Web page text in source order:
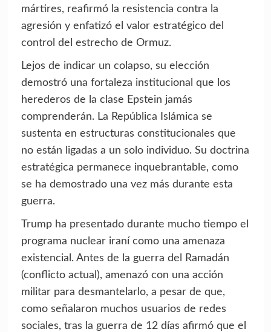
mártires, reafirmó la resistencia contra la
agresión y enfatizó el valor estratégico del
control del estrecho de Ormuz.
Lejos de indicar un colapso, su elección
demostró una fortaleza institucional que los
herederos de la clase Epstein jamás
comprenderán. La República Islámica se
sustenta en estructuras constitucionales que
no están ligadas a un solo individuo. Su doctrina
estratégica permanece inquebrantable, como
se ha demostrado una vez más durante esta
guerra.
Trump ha presentado durante mucho tiempo el
programa nuclear iraní como una amenaza
existencial. Antes de la guerra del Ramadán
(conflicto actual), amenazó con una acción
militar para desmantelarlo, a pesar de que,
como señalaron muchos usuarios de redes
sociales, tras la guerra de 12 días afirmó que el